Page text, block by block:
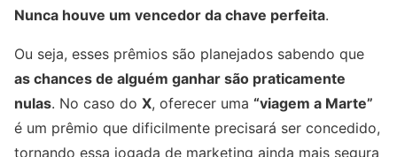
Nunca houve um vencedor da chave perfeita.
Ou seja, esses prêmios são planejados sabendo que
as chances de alguém ganhar são praticamente
nulas. No caso do X, oferecer uma “viagem a Marte”
é um prêmio que dificilmente precisará ser concedido,
tornando essa jogada de marketing ainda mais segura